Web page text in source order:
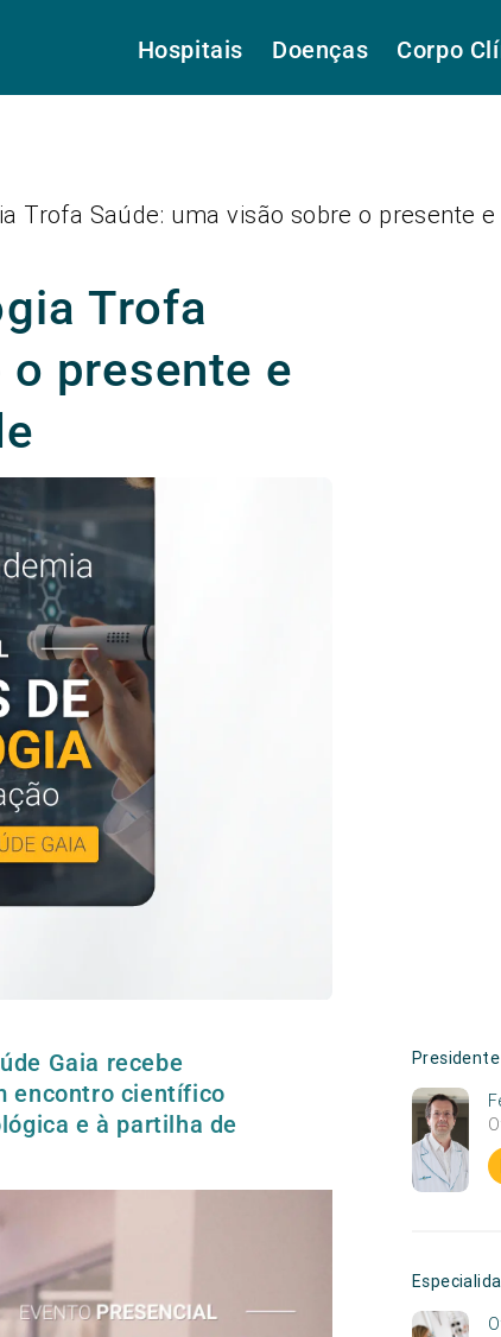
Hospitais Doenças Corpo
Trofa Saúde: uma visão sobre o presente
Trofa
presente e
Gaia recebe
encontro científico
e à partilha de
Presidente